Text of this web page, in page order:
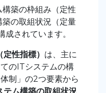
築の枠組み（定性
の取組状況（定量
されています。
性指標） は、主に
のITシステムの構
制」の2つ要素から
テム構築の取組状況